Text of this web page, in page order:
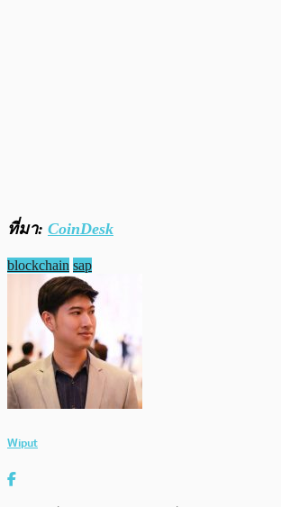
ที่มา: CoinDesk
blockchain sap
Wiput